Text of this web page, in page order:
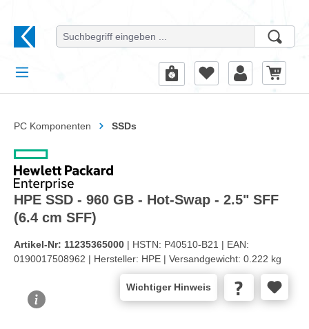
PC Komponenten SSDs
HPE SSD - 960 GB - Hot-Swap - 2.5" SFF
(6.4 cm SFF)
Artikel-Nr: 11235365000 | HSTN: P40510-B21 | EAN:
0190017508962 | Hersteller: HPE | Versandgewicht: 0.222 kg
Wichtiger Hinweis